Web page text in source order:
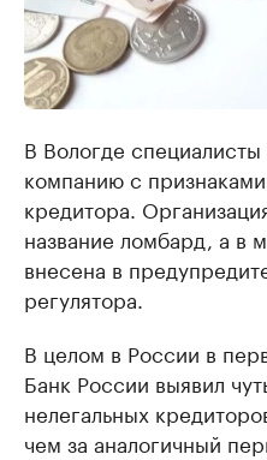
В Вологде
компанию с
кредитора.
название ломбард, а в
внесена в
регулятора.
В целом в России в
Банк России выявил
нелегальных
чем за аналогичный